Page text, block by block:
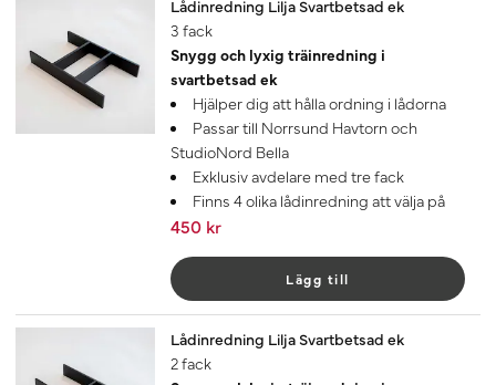
Lådinredning Lilja Svartbetsad ek
3 fack
Snygg och lyxig träinredning i
svartbetsad ek
Hjälper dig att hålla ordning i lådorna
Passar till Norrsund Havtorn och
StudioNord Bella
Exklusiv avdelare med tre fack
Finns 4 olika lådinredning att välja på
450 kr
Lägg till
Lådinredning Lilja Svartbetsad ek
2 fack